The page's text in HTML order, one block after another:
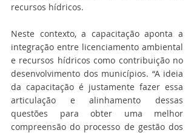
recursos hídricos.
Neste contexto, a capacitação aponta a
integração entre licenciamento ambiental
e recursos hídricos como contribuição no
desenvolvimento dos municípios. “A ideia
da capacitação é justamente fazer essa
articulação e alinhamento dessas
questões para obter uma melhor
compreensão do processo de gestão dos